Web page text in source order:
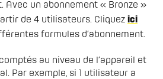
Avec un abonnement « Bronze »
de 4 utilisateurs. Cliquez ici
formules d’abonnement.
au niveau de l’appareil et
Par exemple, si 1 utilisateur a